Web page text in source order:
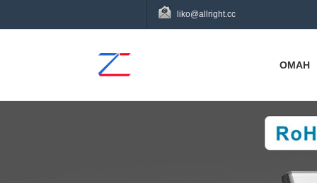
liko@allright.cc
OMAH